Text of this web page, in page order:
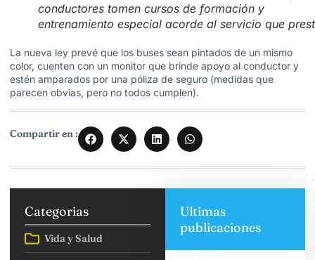
conductores tomen cursos de formación y
entrenamiento especial acorde al servicio que
La nueva ley prevé que los buses sean pintados de un mismo
color, cuenten con un monitor que brinde apoyo al conductor y
estén amparados por una póliza de seguro (medidas que
parecen obvias, pero no todos cumplen).
Compartir en :
Categorias
Vida y Salud
Ultimas
publicaciones